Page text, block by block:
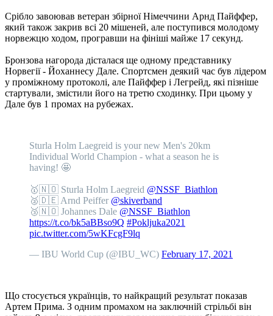
Срібло завоював ветеран збірної Німеччини Арнд Пайффер,
який також закрив всі 20 мішеней, але поступився молодому
норвежцю ходом, програвши на фініші майже 17 секунд.
Бронзова нагорода дісталася ще одному представнику
Норвегії - Йоханнесу Дале. Спортсмен деякий час був лідером
у проміжному протоколі, але Пайффер і Легрейд, які пізніше
стартували, змістили його на третю сходинку. При цьому у
Дале був 1 промах на рубежах.
Sturla Holm Laegreid is your new Men's 20km
Individual World Champion - what a season he is
having! 🤩
🥇🇳🇴 Sturla Holm Laegreid @NSSF_Biathlon
🥈🇩🇪 Arnd Peiffer @skiverband
🥉🇳🇴 Johannes Dale @NSSF_Biathlon
https://t.co/bk5aBBso9Q #Pokljuka2021
pic.twitter.com/5wKFcgF9lq
— IBU World Cup (@IBU_WC) February 17, 2021
Що стосується українців, то найкращий результат показав
Артем Прима. З одним промахом на заключній стрільбі він